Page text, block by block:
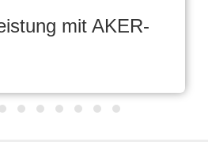
mit AKER-